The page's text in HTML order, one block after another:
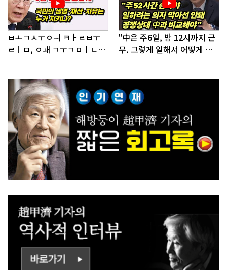
ㅂㅗㄱㅅㅜㅇㅢ ㅋㅏㄹㅂㅜ
ㄹㅣㅁ, ㅇㅙ ㄱㅜㄱㅁㅣㄴㄷ
ㅡㄹㅇㅣ ㄷㅏㅇㅎㅐㅇㅑ ㅎ
"中은 주6일, 밤 12시까지 근
무. 그렇게 일해서 어떻게 경
쟁하냐 반문하더라"